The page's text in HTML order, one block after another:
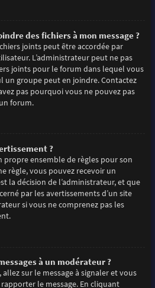
des fichiers à mon message ?
joints peut être accordée par
L’administrateur peut ne pas
joints pour le forum dans lequel vous
un groupe peut en joindre. Contactez
pas pourquoi vous ne pouvez pas
forum.
?
propre ensemble de règles pour son
règle, vous pouvez recevoir un
la décision de l’administrateur, et que
par les avertissements d’un site
si vous ne comprenez pas les
à un modérateur ?
allez sur le message à signaler et vous
le message. En cliquant